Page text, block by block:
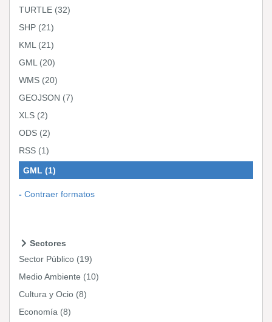
TURTLE (32)
SHP (21)
KML (21)
GML (20)
WMS (20)
GEOJSON (7)
XLS (2)
ODS (2)
RSS (1)
GML (1)
Contraer formatos
Sectores
Sector Público (19)
Medio Ambiente (10)
Cultura y Ocio (8)
Economía (8)